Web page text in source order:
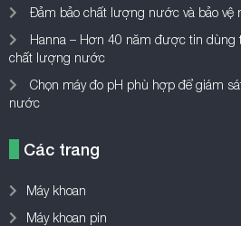
Đảm bảo chất lượng nước và bảo vệ
Hanna – Hơn 40 năm được tin dùng
chất lượng nước
Chọn máy đo pH phù hợp để giám
nước
Các trang
Máy khoan
Máy khoan pin